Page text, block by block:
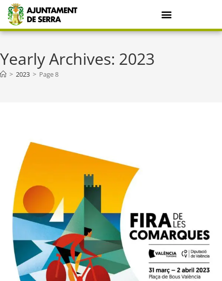
Yearly Archives: 2023
> 2023 > Page 8